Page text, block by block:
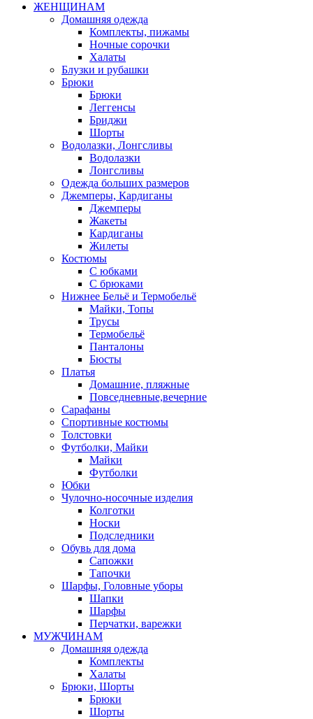
ЖЕНЩИНАМ
Домашняя одежда
Комплекты, пижамы
Ночные сорочки
Халаты
Блузки и рубашки
Брюки
Брюки
Леггенсы
Бриджи
Шорты
Водолазки, Лонгсливы
Водолазки
Лонгсливы
Одежда больших размеров
Джемперы, Кардиганы
Джемперы
Жакеты
Кардиганы
Жилеты
Костюмы
С юбками
С брюками
Нижнее Бельё и Термобельё
Майки, Топы
Трусы
Термобельё
Панталоны
Бюсты
Платья
Домашние, пляжные
Повседневные,вечерние
Сарафаны
Спортивные костюмы
Толстовки
Футболки, Майки
Майки
Футболки
Юбки
Чулочно-носочные изделия
Колготки
Носки
Подследники
Обувь для дома
Сапожки
Тапочки
Шарфы, Головные уборы
Шапки
Шарфы
Перчатки, варежки
МУЖЧИНАМ
Домашняя одежда
Комплекты
Халаты
Брюки, Шорты
Брюки
Шорты